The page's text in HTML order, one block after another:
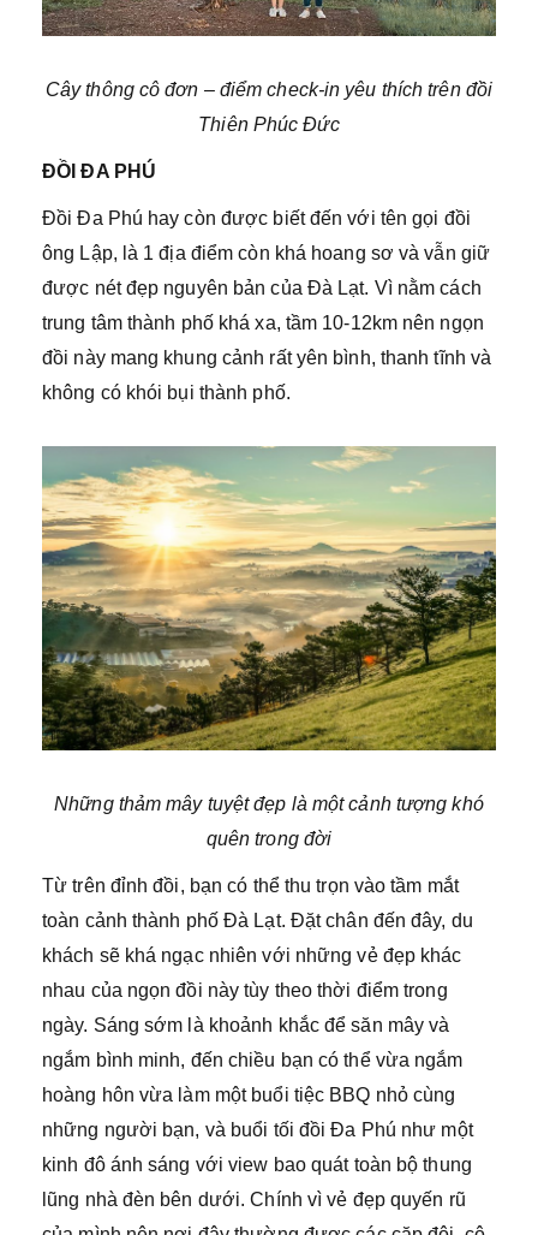
Cây thông cô đơn – điểm check-in yêu thích trên đồi
Thiên Phúc Đức
ĐỒI ĐA PHÚ
Đồi Đa Phú hay còn được biết đến với tên gọi đồi
ông Lập, là 1 địa điểm còn khá hoang sơ và vẫn giữ
được nét đẹp nguyên bản của Đà Lạt. Vì nằm cách
trung tâm thành phố khá xa, tầm 10-12km nên ngọn
đồi này mang khung cảnh rất yên bình, thanh tĩnh và
không có khói bụi thành phố.
Những thảm mây tuyệt đẹp là một cảnh tượng khó
quên trong đời
Từ trên đỉnh đồi, bạn có thể thu trọn vào tầm mắt
toàn cảnh thành phố Đà Lạt. Đặt chân đến đây, du
khách sẽ khá ngạc nhiên với những vẻ đẹp khác
nhau của ngọn đồi này tùy theo thời điểm trong
ngày. Sáng sớm là khoảnh khắc để săn mây và
ngắm bình minh, đến chiều bạn có thể vừa ngắm
hoàng hôn vừa làm một buổi tiệc BBQ nhỏ cùng
những người bạn, và buổi tối đồi Đa Phú như một
kinh đô ánh sáng với view bao quát toàn bộ thung
lũng nhà đèn bên dưới. Chính vì vẻ đẹp quyến rũ